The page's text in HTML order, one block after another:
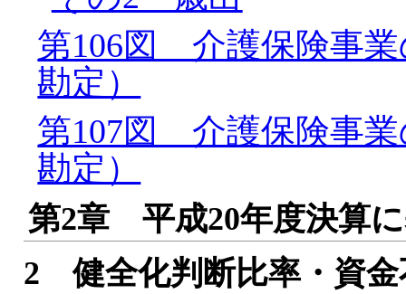
第106図 介護保険事業
勘定）
第107図 介護保険事業
勘定）
第2章 平成20年度決算
2 健全化判断比率・資金